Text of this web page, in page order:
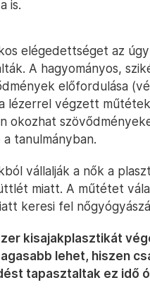
is.
elégedettséget az
A hagyományos,
előfordulása
lézerrel végzett
okozhat
tanulmányban.
vállalják a nők a
miatt. A műtétet
keresi fel
kisajakplasztikát
lehet, hiszen
tapasztaltak ez idő